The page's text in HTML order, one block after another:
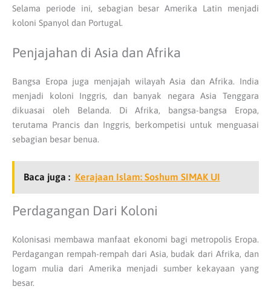
Selama periode ini, sebagian besar Amerika Latin menjadi
koloni Spanyol dan Portugal.
Penjajahan di Asia dan Afrika
Bangsa Eropa juga menjajah wilayah Asia dan Afrika. India
menjadi koloni Inggris, dan banyak negara Asia Tenggara
dikuasai oleh Belanda. Di Afrika, bangsa-bangsa Eropa,
terutama Prancis dan Inggris, berkompetisi untuk menguasai
sebagian besar benua.
Baca juga : Kerajaan Islam: Soshum SIMAK UI
Perdagangan Dari Koloni
Kolonisasi membawa manfaat ekonomi bagi metropolis Eropa.
Perdagangan rempah-rempah dari Asia, budak dari Afrika, dan
logam mulia dari Amerika menjadi sumber kekayaan yang
besar.